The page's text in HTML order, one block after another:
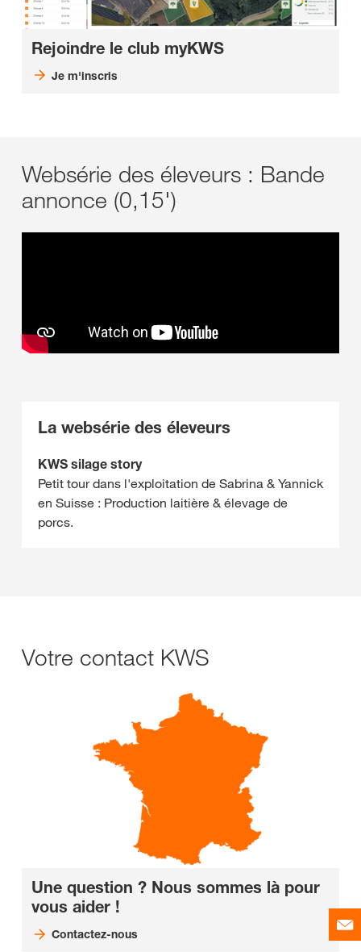
Rejoindre le club myKWS
Je m'inscris
Websérie des éleveurs : Bande
annonce (0,15')
La websérie des éleveurs
KWS silage story
Petit tour dans l'exploitation de Sabrina & Yannick
en Suisse : Production laitière & élevage de
porcs.
Votre contact KWS
Une question ? Nous sommes là pour
vous aider !
Contactez-nous